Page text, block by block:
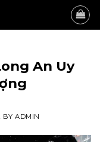
An Uy
BY ADMIN